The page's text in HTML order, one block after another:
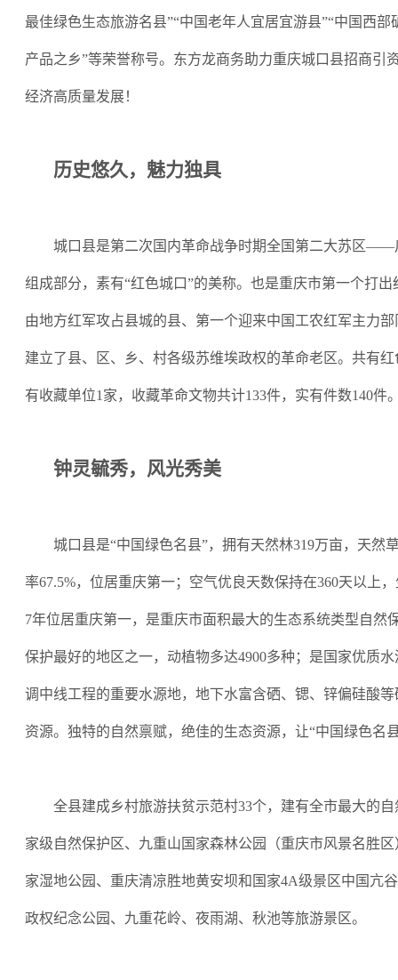
最佳绿色生态旅游名县”“中国老年人宜居宜游县”“中国西部
产品之乡”等荣誉称号。东方龙商务助力重庆城口县招商引
经济高质量发展！
历史悠久，魅力独具
城口县是第二次国内革命战争时期全国第二大苏区——
组成部分，素有“红色城口”的美称。也是重庆市第一个打
由地方红军攻占县城的县、第一个迎来中国工农红军主力
建立了县、区、乡、村各级苏维埃政权的革命老区。共有
有收藏单位1家，收藏革命文物共计133件，实有件数140件
钟灵毓秀，风光秀美
城口县是“中国绿色名县”，拥有天然林319万亩，天然
率67.5%，位居重庆第一；空气优良天数保持在360天以上
7年位居重庆第一，是重庆市面积最大的生态系统类型自然
保护最好的地区之一，动植物多达4900多种；是国家优质
调中线工程的重要水源地，地下水富含硒、锶、锌偏硅酸
资源。独特的自然禀赋，绝佳的生态资源，让“中国绿色名
全县建成乡村旅游扶贫示范村33个，建有全市最大的
家级自然保护区、九重山国家森林公园（重庆市风景名胜
家湿地公园、重庆清凉胜地黄安坝和国家4A级景区中国亢
政权纪念公园、九重花岭、夜雨湖、秋池等旅游景区。